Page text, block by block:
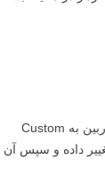
و با کِش یا
آن جلوگیری